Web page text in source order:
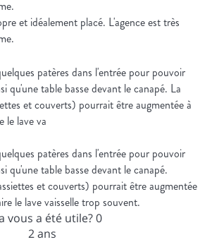
et idéalement placé. L'agence est très
patères dans l'entrée pour pouvoir
qu'une table basse devant le canapé. La
et couverts) pourrait être augmentée à
le lave va
patères dans l'entrée pour pouvoir
qu'une table basse devant le canapé.
et couverts) pourrait être augmentée
le lave vaisselle trop souvent.
vous a été utile?0
2 ans